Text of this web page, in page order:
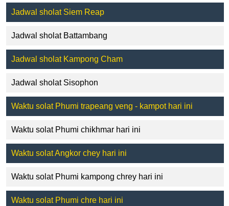
Jadwal sholat Siem Reap
Jadwal sholat Battambang
Jadwal sholat Kampong Cham
Jadwal sholat Sisophon
Waktu solat Phumi trapeang veng - kampot hari ini
Waktu solat Phumi chikhmar hari ini
Waktu solat Angkor chey hari ini
Waktu solat Phumi kampong chrey hari ini
Waktu solat Phumi chre hari ini